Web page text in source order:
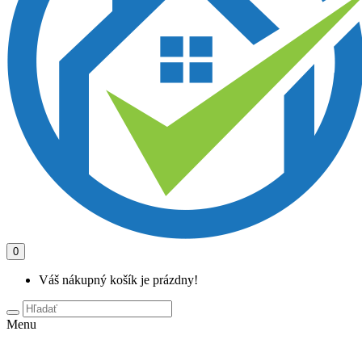
0
Váš nákupný košík je prázdny!
Menu